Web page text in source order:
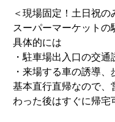
＜現場固定！土日祝の
スーパーマーケットの
具体的には
・駐車場出入口の交通
・来場する車の誘導
基本直行直帰なので、
わった後はすぐに帰宅